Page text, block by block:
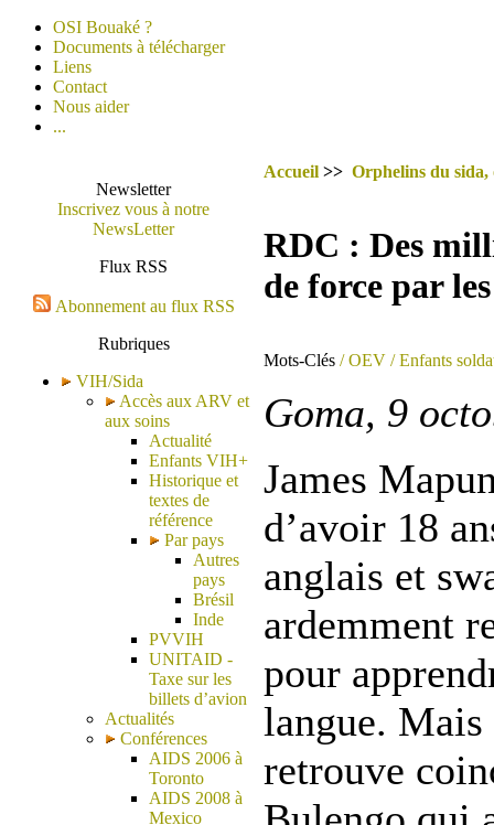
OSI Bouaké ?
Documents à télécharger
Liens
Contact
Nous aider
...
Newsletter
Inscrivez vous à notre
NewsLetter
Flux RSS
Abonnement au flux RSS
Rubriques
VIH/Sida
Accès aux ARV et
aux soins
Actualité
Enfants VIH+
Historique et
textes de
référence
Par pays
Autres
pays
Brésil
Inde
PVVIH
UNITAID -
Taxe sur les
billets d’avion
Actualités
Conférences
AIDS 2006 à
Toronto
AIDS 2008 à
Mexico
Accueil >> Orphelins du
RDC : Des
de force par
Mots-Clés / OEV / Enfants
Goma, 9
James
d’avoir 18
anglais et
ardemment
pour
langue.
retrouve